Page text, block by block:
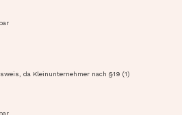
da Kleinunternehmer nach §19 (1)